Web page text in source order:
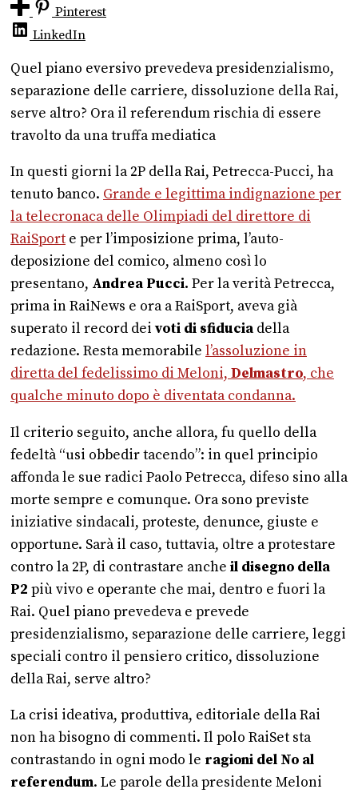
Pinterest
LinkedIn
Quel piano eversivo prevedeva presidenzialismo,
separazione delle carriere, dissoluzione della Rai,
serve altro? Ora il referendum rischia di essere
travolto da una truffa mediatica
In questi giorni la 2P della Rai, Petrecca-Pucci, ha
tenuto banco. Grande e legittima indignazione per
la telecronaca delle Olimpiadi del direttore di
RaiSport e per l’imposizione prima, l’auto-
deposizione del comico, almeno così lo
presentano, Andrea Pucci. Per la verità Petrecca,
prima in RaiNews e ora a RaiSport, aveva già
superato il record deivoti di sfiducia della
redazione. Resta memorabile l’assoluzione in
diretta del fedelissimo di Meloni, Delmastro, che
qualche minuto dopo è diventata condanna.
Il criterio seguito, anche allora, fu quello della
fedeltà “usi obbedir tacendo”: in quel principio
affonda le sue radici Paolo Petrecca, difeso sino alla
morte sempre e comunque. Ora sono previste
iniziative sindacali, proteste, denunce, giuste e
opportune. Sarà il caso, tuttavia, oltre a protestare
contro la 2P, di contrastare anche il disegno della
P2 più vivo e operante che mai, dentro e fuori la
Rai. Quel piano prevedeva e prevede
presidenzialismo, separazione delle carriere, leggi
speciali contro il pensiero critico, dissoluzione
della Rai, serve altro?
La crisi ideativa, produttiva, editoriale della Rai
non ha bisogno di commenti. Il polo RaiSet sta
contrastando in ogni modo le ragioni del No al
referendum. Le parole della presidente Meloni